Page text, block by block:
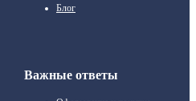
Блог
Важные ответы